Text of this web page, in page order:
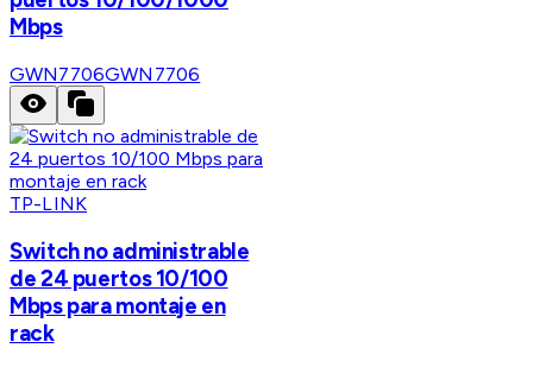
Mbps
GWN7706GWN7706
TP-LINK
Switch no administrable
de 24 puertos 10/100
Mbps para montaje en
rack